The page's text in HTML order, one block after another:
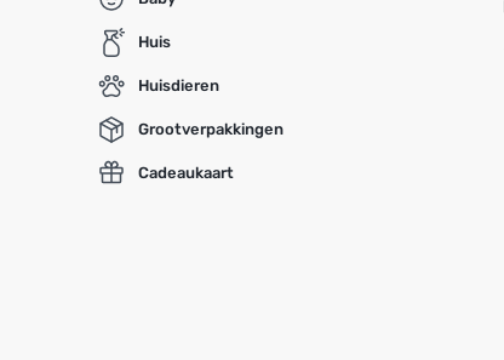
Huis
Huisdieren
Grootverpakkingen
Cadeaukaart